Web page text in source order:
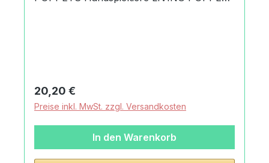
Abenteuer. Maul und Kopf bespielbar.
Größe 40 cm. Produktdaten und Details zu
LIVING PUPPETS Tüffelchen, 40
cm:Lieferumfang1 LIVING PUPPETS
Tüffelchen, 40 cmMaterialaus
hochwertigen MaterialienMaßeHöhe: 40
Regulärer Preis:
20,20 €
Preise inkl. MwSt. zzgl. Versandkosten
In den Warenkorb